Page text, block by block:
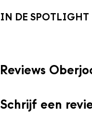
IN DE SPOTLIGHT
Reviews
Schrijf een